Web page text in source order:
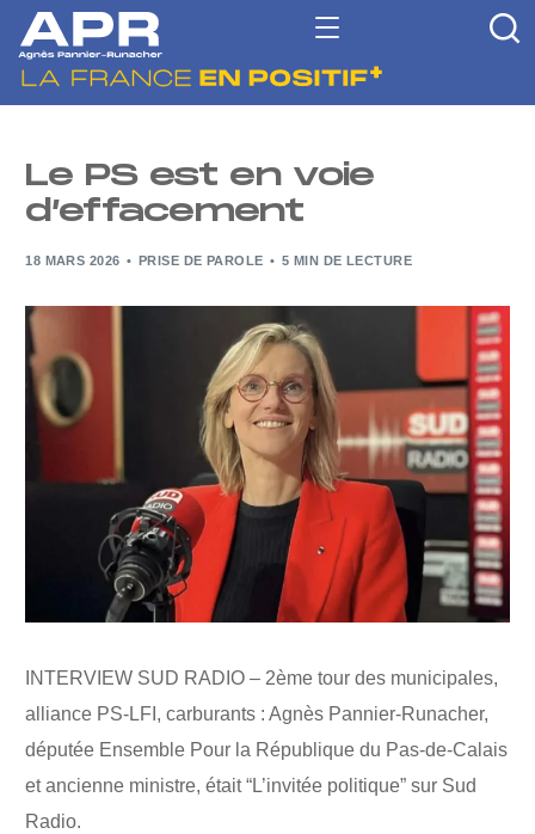
Le PS est en voie
d’effacement
18 MARS 2026 PRISE DE PAROLE 5 MIN DE LECTURE
INTERVIEW SUD RADIO – 2ème tour des municipales,
alliance PS-LFI, carburants : Agnès Pannier-Runacher,
députée Ensemble Pour la République du Pas-de-Calais
et ancienne ministre, était “L’invitée politique” sur Sud
Radio.